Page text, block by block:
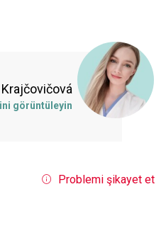
görüntüleyin
Problemi şikayet et